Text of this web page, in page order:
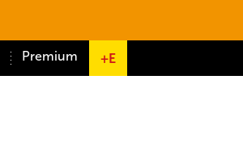
Premium +E